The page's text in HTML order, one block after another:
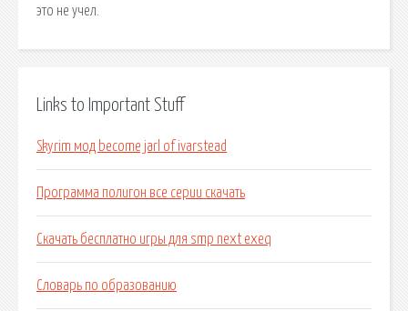
это не учел.
Links to Important Stuff
Skyrim мод become jarl of ivarstead
Программа полигон все серии скачать
Скачать бесплатно игры для smp next exeq
Словарь по образованию